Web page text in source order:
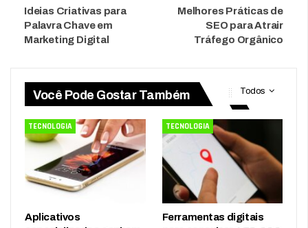
Ideias Criativas para
Palavra Chave em
Marketing Digital
Melhores Práticas de
SEO para Atrair
Tráfego Orgânico
Todos
Você Pode Gostar Também
TECNOLOGIA
Aplicativos
TECNOLOGIA
Ferramentas digitais